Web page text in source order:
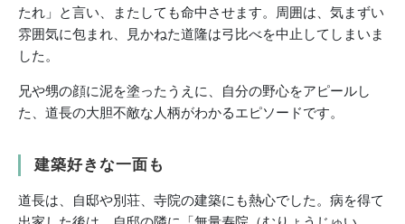
たれ」と言い、またしても命中させます。周囲は、気まずい
雰囲気に包まれ、見かねた道隆は弓比べを中止してしまいま
した。
兄や甥の顔に泥を塗ったうえに、自分の野心をアピールし
た、道長の大胆不敵な人柄がわかるエピソードです。
建築好きな一面も
道長は、自邸や別荘、寺院の建築にも熱心でした。病を得て